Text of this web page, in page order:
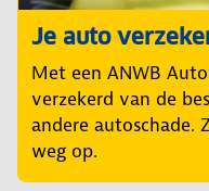
Je auto
Met een ANWB
verzekerd van de
andere autoschade.
weg op.